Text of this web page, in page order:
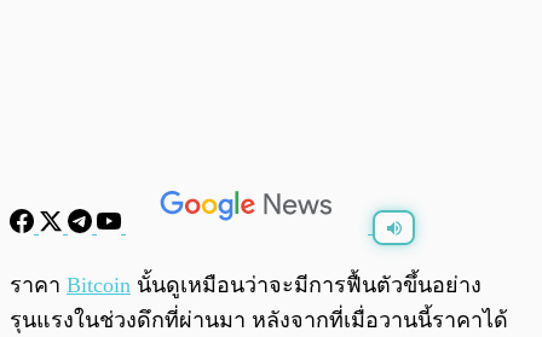
0:00 /
ราคา Bitcoin นั้นดูเหมือนว่าจะมีการฟื้นตัวขึ้นอย่าง
รุนแรงในช่วงดึกที่ผ่านมา หลังจากที่เมื่อวานนี้ราคาได้